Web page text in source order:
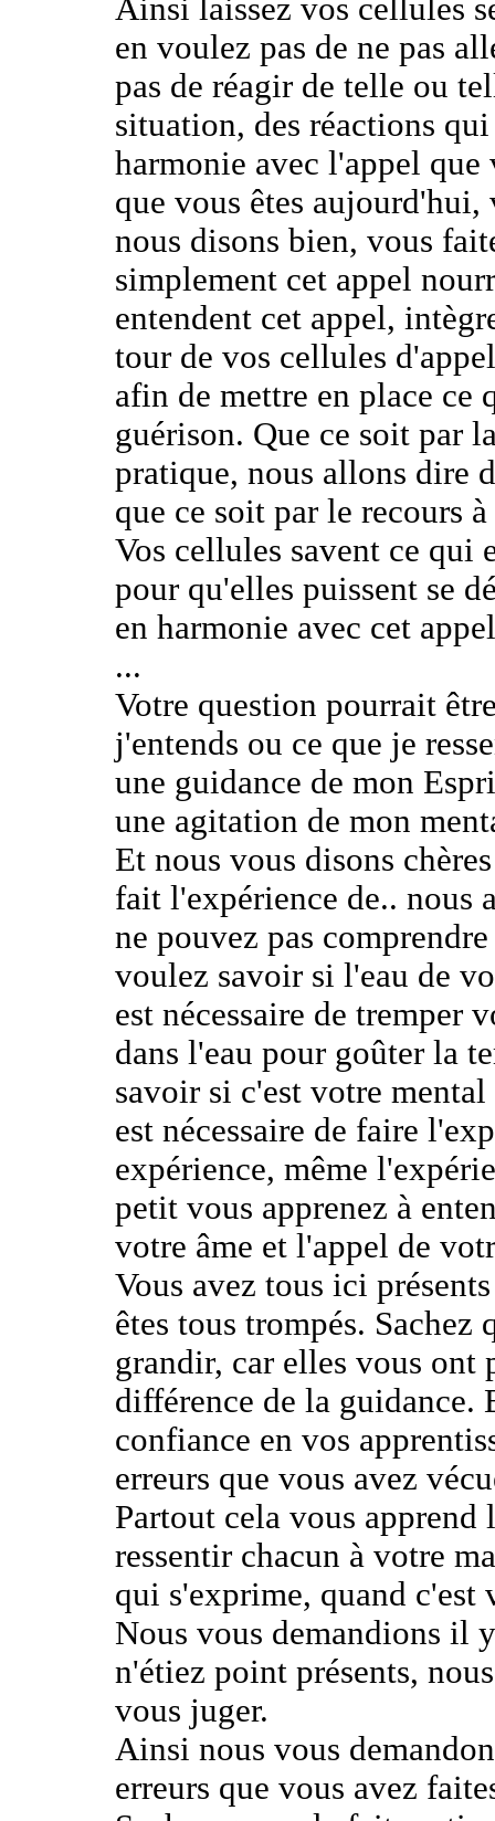
Ainsi laissez vos cellules
en voulez pas de ne pas
pas de réagir de telle ou
situation, des réactions
harmonie avec l'appel que
que vous êtes
nous disons bien, vous
simplement cet appel
entendent cet appel,
tour de vos cellules
afin de mettre en place ce
guérison. Que ce soit par
pratique, nous allons dire
que ce soit par le recours
Vos cellules savent ce qui
pour qu'elles puissent se
en harmonie avec cet
...
Votre question pourrait
j'entends ou ce que je
une guidance de mon
une agitation de mon
Et nous vous disons
fait l'expérience de.. nous
ne pouvez pas
voulez savoir si l'eau de
est nécessaire de tremper
dans l'eau pour goûter la
savoir si c'est votre
est nécessaire de faire
expérience, même
petit vous apprenez à
votre âme et l'appel de
Vous avez tous ici
êtes tous trompés. Sachez
grandir, car elles vous ont
différence de la guidance.
confiance en vos
erreurs que vous avez
Partout cela vous apprend
ressentir chacun à votre
qui s'exprime, quand c'est
Nous vous demandions il
n'étiez point présents,
vous juger.
Ainsi nous vous
erreurs que vous avez